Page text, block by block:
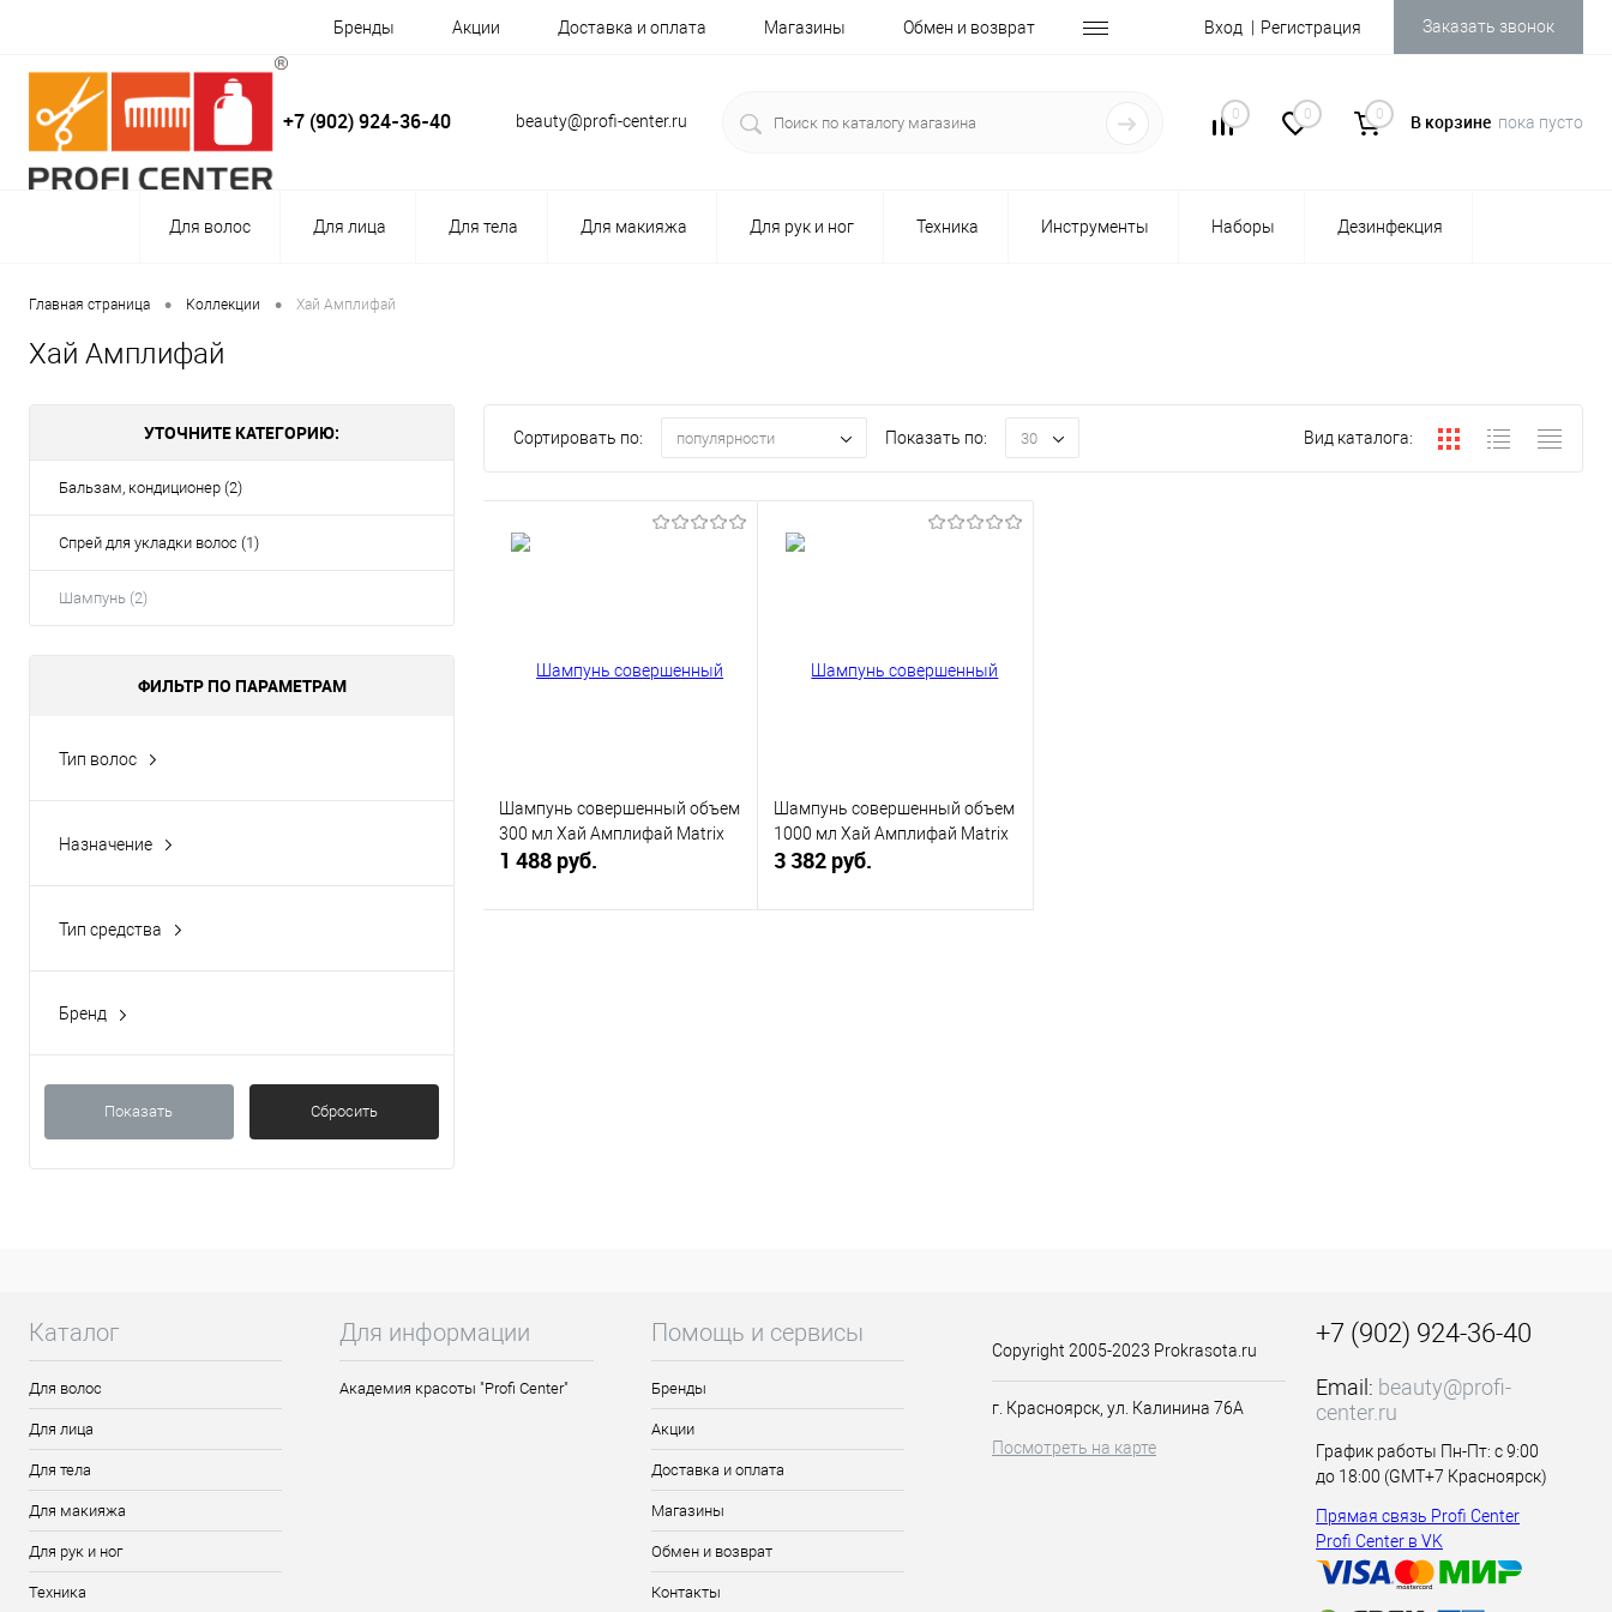
Бренды Акции Доставка и оплата Магазины Обмен и возврат Вход Регистрация Заказать звонок
+7 (902) 924-36-40 beauty@profi-center.ru 0 0 0 В корзине пока пусто
Для волос Для лица Для тела Для макияжа Для рук и ног Техника Инструменты Наборы Дезинфекция
Главная страница • Коллекции • Хай Амплифай
Хай Амплифай
УТОЧНИТЕ КАТЕГОРИЮ:
Бальзам, кондиционер (2)
Спрей для укладки волос (1)
Шампунь (2)
ФИЛЬТР ПО ПАРАМЕТРАМ
Тип волос
Назначение
Тип средства
Бренд
Показать Сбросить
Сортировать по: популярности Показать по: 30 Вид каталога:
Шампунь совершенный объем
300 мл Хай Амплифай Matrix
1 488 руб.
Шампунь совершенный объем
1000 мл Хай Амплифай Matrix
3 382 руб.
Каталог
Для волос
Для лица
Для тела
Для макияжа
Для рук и ног
Техника
Для информации
Академия красоты "Profi Center"
Помощь и сервисы
Бренды
Акции
Доставка и оплата
Магазины
Обмен и возврат
Контакты
Copyright 2005-2023 Prokrasota.ru
г. Красноярск, ул. Калинина 76А
Посмотреть на карте
+7 (902) 924-36-40
Email: beauty@profi-
center.ru
График работы Пн-Пт: с 9:00
до 18:00 (GMT+7 Красноярск)
Прямая связь Profi Center
Profi Center в VK